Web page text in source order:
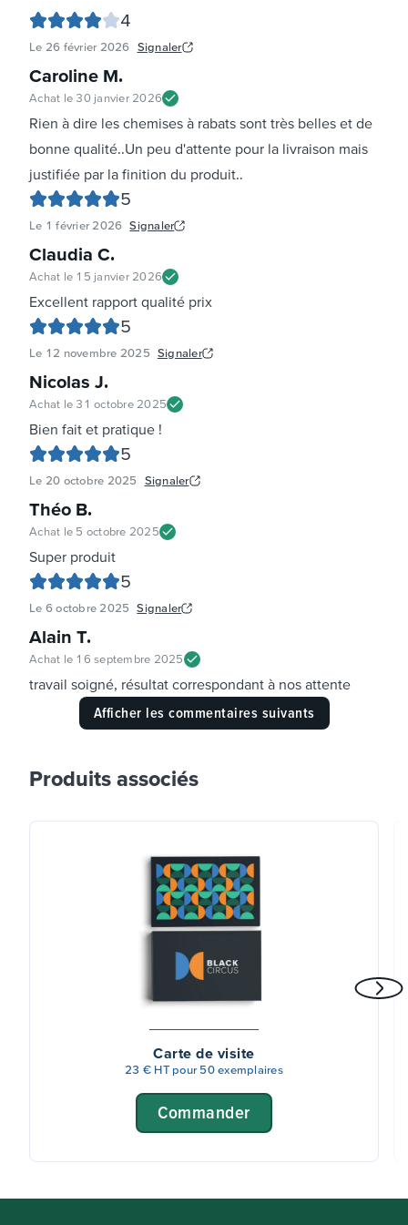
4
Le 26 février 2026 Signaler
Caroline M.
Achat le 30 janvier 2026
Rien à dire les chemises à rabats sont très belles et de
bonne qualité..Un peu d'attente pour la livraison mais
justifiée par la finition du produit..
5
Le 1 février 2026 Signaler
Claudia C.
Achat le 15 janvier 2026
Excellent rapport qualité prix
5
Le 12 novembre 2025 Signaler
Nicolas J.
Achat le 31 octobre 2025
Bien fait et pratique !
5
Le 20 octobre 2025 Signaler
Théo B.
Achat le 5 octobre 2025
Super produit
5
Le 6 octobre 2025 Signaler
Alain T.
Achat le 16 septembre 2025
travail soigné, résultat correspondant à nos attente
Afficher les commentaires suivants
Produits associés
Carte de visite
23 € HT pour 50 exemplaires
Commander